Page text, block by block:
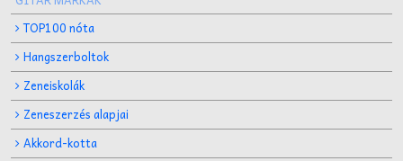
TOP100 nóta
Hangszerboltok
Zeneiskolák
Zeneszerzés alapjai
Akkord-kotta